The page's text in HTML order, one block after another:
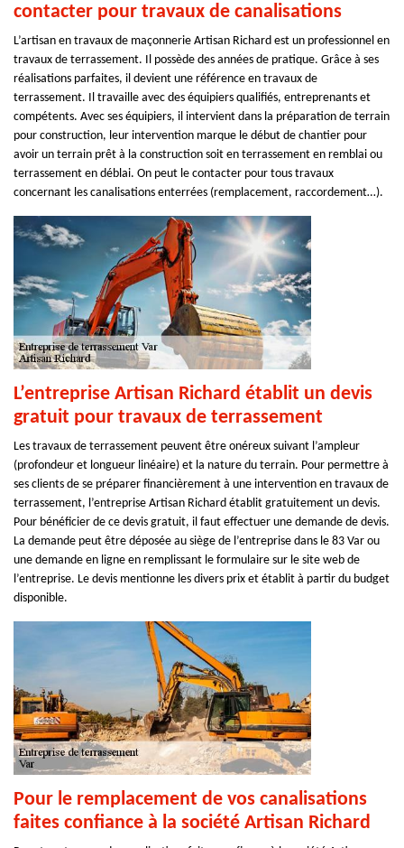
contacter pour travaux de canalisations
L’artisan en travaux de maçonnerie Artisan Richard est un professionnel en
travaux de terrassement. Il possède des années de pratique. Grâce à ses
réalisations parfaites, il devient une référence en travaux de
terrassement. Il travaille avec des équipiers qualifiés, entreprenants et
compétents. Avec ses équipiers, il intervient dans la préparation de terrain
pour construction, leur intervention marque le début de chantier pour
avoir un terrain prêt à la construction soit en terrassement en remblai ou
terrassement en déblai. On peut le contacter pour tous travaux
concernant les canalisations enterrées (remplacement, raccordement…).
L’entreprise Artisan Richard établit un devis
gratuit pour travaux de terrassement
Les travaux de terrassement peuvent être onéreux suivant l’ampleur
(profondeur et longueur linéaire) et la nature du terrain. Pour permettre à
ses clients de se préparer financièrement à une intervention en travaux de
terrassement, l’entreprise Artisan Richard établit gratuitement un devis.
Pour bénéficier de ce devis gratuit, il faut effectuer une demande de devis.
La demande peut être déposée au siège de l’entreprise dans le 83 Var ou
une demande en ligne en remplissant le formulaire sur le site web de
l’entreprise. Le devis mentionne les divers prix et établit à partir du budget
disponible.
Pour le remplacement de vos canalisations
faites confiance à la société Artisan Richard